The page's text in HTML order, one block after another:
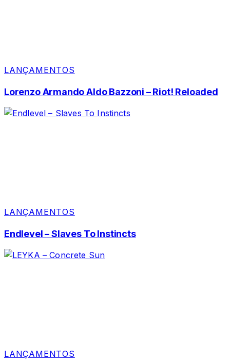
LANÇAMENTOS
Lorenzo Armando Aldo Bazzoni – Riot! Reloaded
LANÇAMENTOS
Endlevel – Slaves To Instincts
LANÇAMENTOS